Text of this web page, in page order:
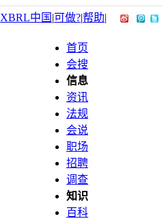
XBRL中国 |可做?|帮助|
首页
会搜
信息
资讯
法规
会说
职场
招聘
调查
知识
百科